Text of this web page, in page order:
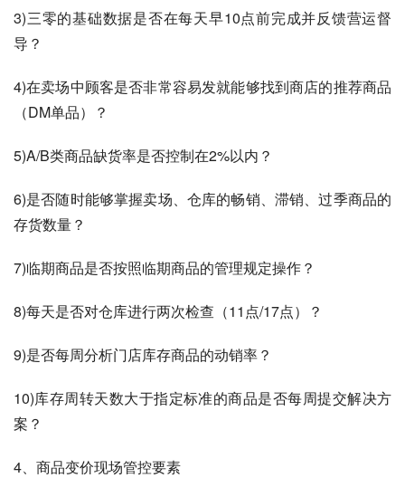
3)三零的基础数据是否在每天早10点前完成并反馈营运督
导？
4)在卖场中顾客是否非常容易发就能够找到商店的推荐商品
（DM单品）？
5)A/B类商品缺货率是否控制在2%以内？
6)是否随时能够掌握卖场、仓库的畅销、滞销、过季商品的
存货数量？
7)临期商品是否按照临期商品的管理规定操作？
8)每天是否对仓库进行两次检查（11点/17点）？
9)是否每周分析门店库存商品的动销率？
10)库存周转天数大于指定标准的商品是否每周提交解决方
案？
4、商品变价现场管控要素